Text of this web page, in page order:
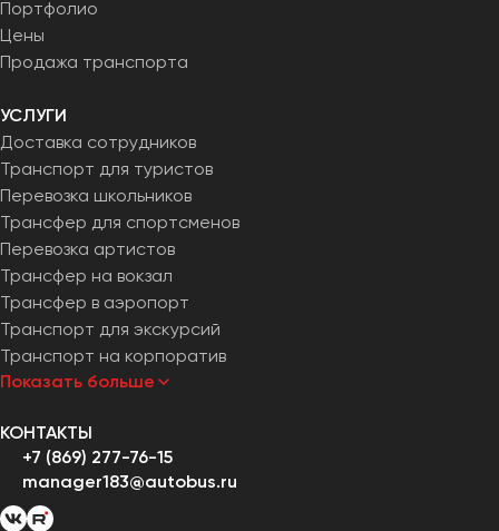
Портфолио
Цены
Продажа транспорта
УСЛУГИ
Доставка сотрудников
Транспорт для туристов
Перевозка школьников
Трансфер для спортсменов
Перевозка артистов
Трансфер на вокзал
Трансфер в аэропорт
Транспорт для экскурсий
Транспорт на корпоратив
Показать больше
КОНТАКТЫ
+7 (869) 277-76-15
manager183@autobus.ru